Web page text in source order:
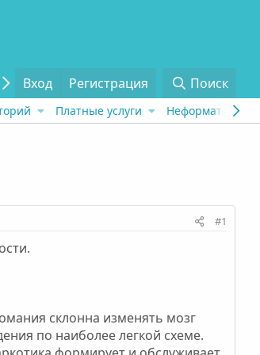
Отзывы О проекте
Вход Регистрация Поиск
Платные услуги Неформат
#1
склонна изменять мозг
по наиболее легкой схеме.